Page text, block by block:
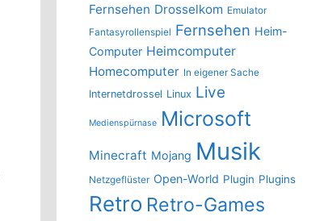
Fernsehen Drosselkom Emulator
Fantasyrollenspiel Fernsehen Heim-
Computer Heimcomputer
Homecomputer In eigener Sache
Internetdrossel Linux Live
Medienspürnase Microsoft
Minecraft Mojang Musik
Netzgeflüster Open-World Plugin Plugins
Retro Retro-Games